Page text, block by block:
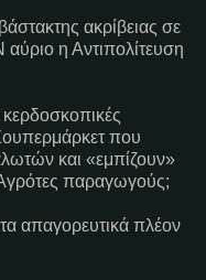
ακρίβειας σε
αύριο η Αντιπολίτευση
που
και «εμπίζουν»
παραγωγούς;
απαγορευτικά πλέον